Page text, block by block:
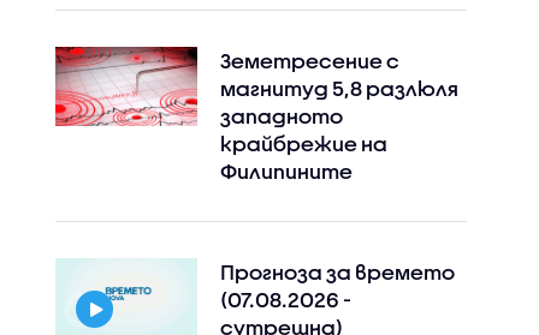
Земетресение с
магнитуд 5,8 разлюля
западното
крайбрежие на
Филипините
Прогноза за времето
(07.08.2026 -
сутрешна)